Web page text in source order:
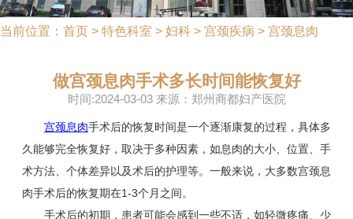
当前位置： 首页 > 特色科室 > 妇科 > 宫颈疾病 > 宫颈息肉
做宫颈息肉手术多长时间能恢复好
时间:2024-03-03 来源：郑州商都妇产医院
宫颈息肉手术后的恢复时间是一个逐渐康复的过程，具体多
久能够完全恢复好，取决于多种因素，如息肉的大小、位置、手
术方法、个体差异以及术后的护理等。一般来说，大多数宫颈息
肉手术后的恢复期在1-3个月之间。
手术后的初期，患者可能会感到一些不适，如轻微疼痛、少